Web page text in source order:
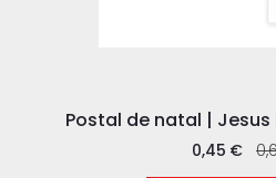
Postal de natal | Jesus
0,45 €